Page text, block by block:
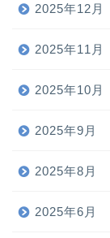
2025年12月
2025年11月
2025年10月
2025年9月
2025年8月
2025年6月